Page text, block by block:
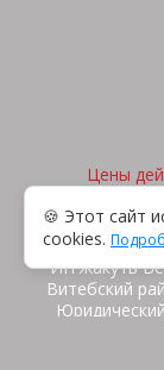
Цены
ИП Жакуть
Витебский
🍪 Этот сайт
cookies.